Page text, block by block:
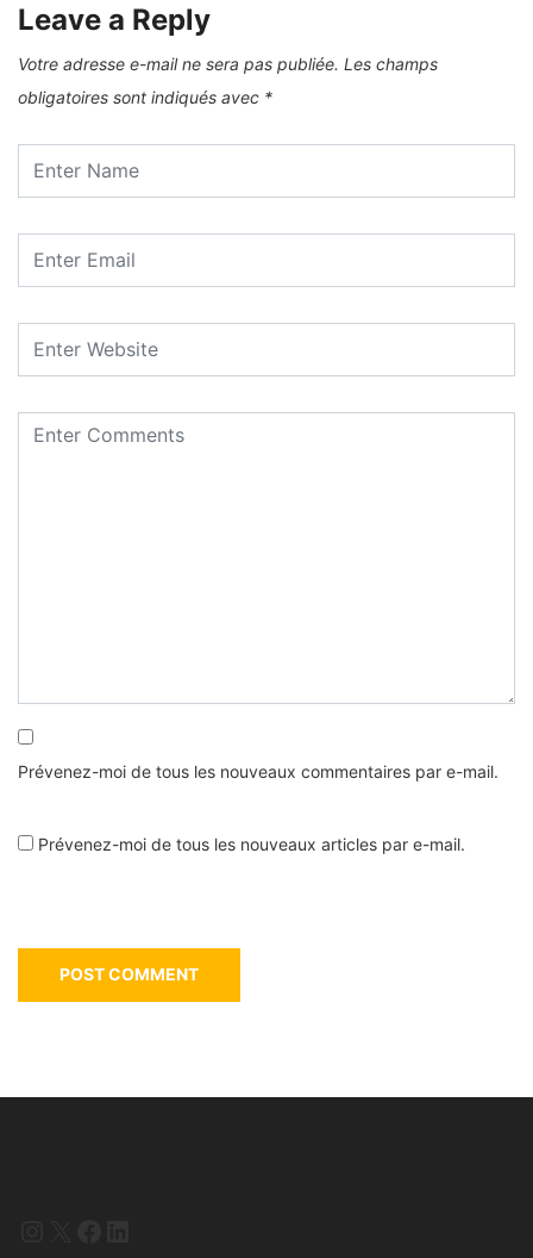
Leave a Reply
Votre adresse e-mail ne sera pas publiée. Les champs
obligatoires sont indiqués avec *
Prévenez-moi de tous les nouveaux commentaires par e-mail.
Prévenez-moi de tous les nouveaux articles par e-mail.